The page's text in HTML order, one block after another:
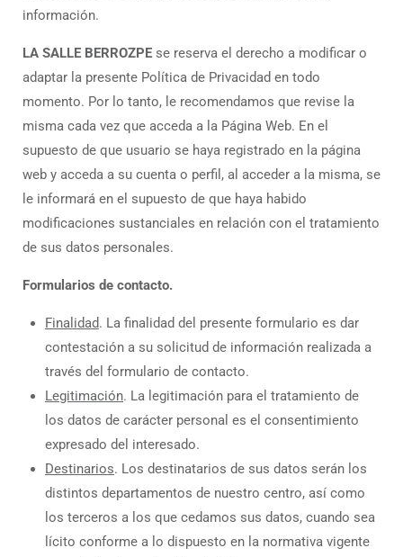
información.
LA SALLE BERROZPE se reserva el derecho a modificar o
adaptar la presente Política de Privacidad en todo
momento. Por lo tanto, le recomendamos que revise la
misma cada vez que acceda a la Página Web. En el
supuesto de que usuario se haya registrado en la página
web y acceda a su cuenta o perfil, al acceder a la misma, se
le informará en el supuesto de que haya habido
modificaciones sustanciales en relación con el tratamiento
de sus datos personales.
Formularios de contacto.
Finalidad. La finalidad del presente formulario es dar
contestación a su solicitud de información realizada a
través del formulario de contacto.
Legitimación. La legitimación para el tratamiento de
los datos de carácter personal es el consentimiento
expresado del interesado.
Destinarios. Los destinatarios de sus datos serán los
distintos departamentos de nuestro centro, así como
los terceros a los que cedamos sus datos, cuando sea
lícito conforme a lo dispuesto en la normativa vigente